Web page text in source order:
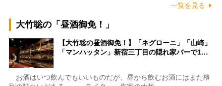
一覧を見る
大竹聡の「昼酒御免！」
【大竹聡の昼酒御免！】「ネグローニ」「山崎」
「マンハッタン」新宿三丁目の隠れ家バーで1…
お酒はいつ飲んでもいいものだが、昼から飲むお酒にはまた格